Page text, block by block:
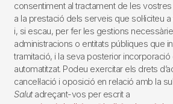
consentiment al tractament de les
a la prestació dels serveis que sol·liciteu
i, si escau, per fer les gestions
administracions o entitats públiques que
tramitació, i la seva posterior
automatitzat. Podeu exercitar els drets
cancel·lació i oposició en relació amb la
Salutadreçant-vos per escrit a